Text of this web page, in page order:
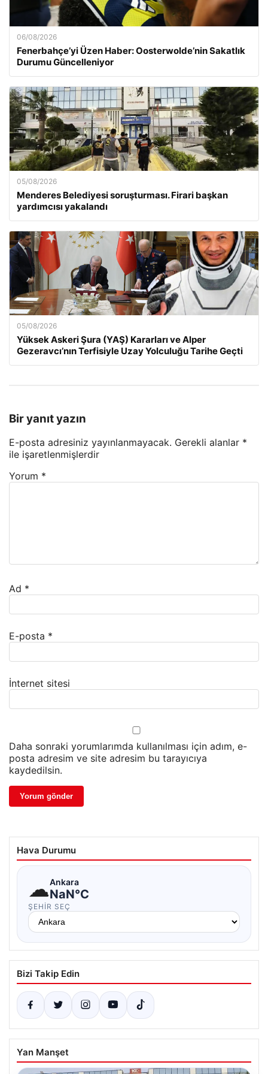
06/08/2026
Fenerbahçe’yi Üzen Haber: Oosterwolde’nin Sakatlık
Durumu Güncelleniyor
05/08/2026
Menderes Belediyesi soruşturması. Firari başkan
yardımcısı yakalandı
05/08/2026
Yüksek Askeri Şura (YAŞ) Kararları ve Alper
Gezeravcı’nın Terfisiyle Uzay Yolculuğu Tarihe Geçti
Bir yanıt yazın
E-posta adresiniz yayınlanmayacak. Gerekli alanlar *
ile işaretlenmişlerdir
Yorum *
Ad *
E-posta *
İnternet sitesi
Daha sonraki yorumlarımda kullanılması için adım, e-
posta adresim ve site adresim bu tarayıcıya
kaydedilsin.
Hava Durumu
☁Ankara
NaN°C
ŞEHIR SEÇ
Bizi Takip Edin
Yan Manşet